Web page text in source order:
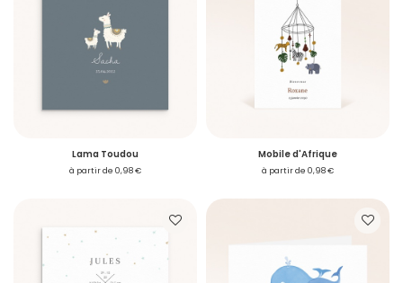
Lama Toudou
à partir de 0,98 €
Mobile d'Afrique
à partir de 0,98 €